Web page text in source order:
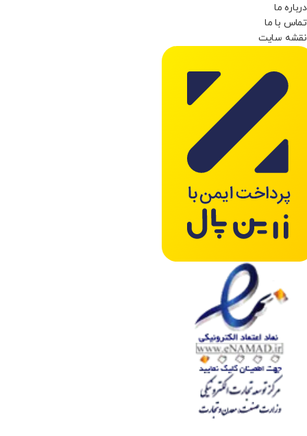
درباره ما
تماس با ما
نقشه سایت